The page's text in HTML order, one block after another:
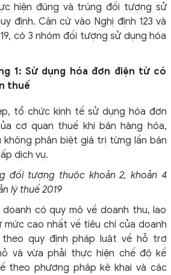
hiện đúng và trúng đối tượng sử
định. Căn cứ vào Nghị định 123 và
có 3 nhóm đối tượng sử dụng hóa
1: Sử dụng hóa đơn điện tử có
thuế
tổ chức kinh tế sử dụng hóa đơn
cơ quan thuế khi bán hàng hóa,
không phân biệt giá trị từng lần bán
dịch vụ.
đối tượng thuộc khoản 2, khoản 4
lý thuế 2019
doanh có quy mô về doanh thu, lao
cao nhất về tiêu chí của doanh
theo quy định pháp luật về hỗ trợ
và vừa phải thực hiện chế độ kế
theo phương pháp kê khai và các